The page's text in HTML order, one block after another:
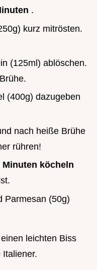
.
kurz mitrösten.
(125ml) ablöschen.
(400g) dazugeben
nach heiße Brühe
rühren!
Minuten köcheln
Parmesan (50g)
leichten Biss
Italiener.